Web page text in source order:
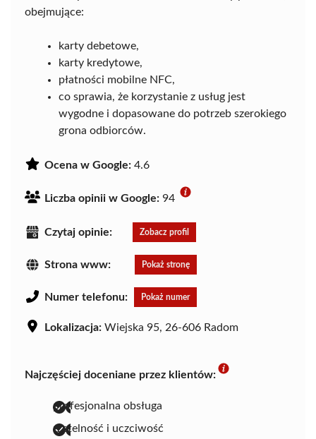
obejmujące:
karty debetowe,
karty kredytowe,
płatności mobilne NFC,
co sprawia, że korzystanie z usług jest
wygodne i dopasowane do potrzeb szerokiego
grona odbiorców.
Ocena w Google: 4.6
Liczba opinii w Google: 94
Czytaj opinie: Zobacz profil
Strona www: Pokaż stronę
Numer telefonu: Pokaż numer
Lokalizacja: Wiejska 95, 26-606 Radom
Najczęściej doceniane przez klientów:
profesjonalna obsługa
rzetelność i uczciwość